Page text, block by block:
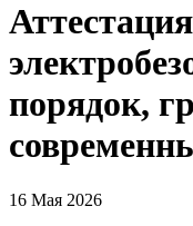
порядок,
16 Мая 2026